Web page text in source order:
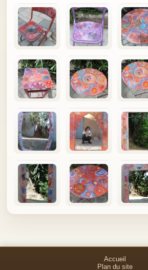
Accueil
Plan du site